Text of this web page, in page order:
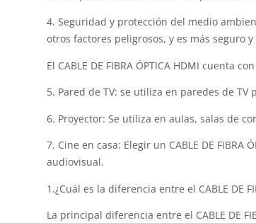
4. Seguridad y protección del medio
otros factores peligrosos, y es más seguro
El CABLE DE FIBRA ÓPTICA HDMI
5. Pared de TV: se utiliza en paredes de
6. Proyector: Se utiliza en aulas, salas de
7. Cine en casa: Elegir un CABLE DE
audiovisual.
1.¿Cuál es la diferencia entre el CABLE DE
La principal diferencia entre el CABLE DE